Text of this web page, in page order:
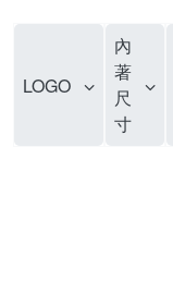
LOGO
內
著
尺
寸